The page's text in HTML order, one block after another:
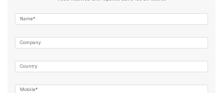
Name*
Company
Country
Mobile*